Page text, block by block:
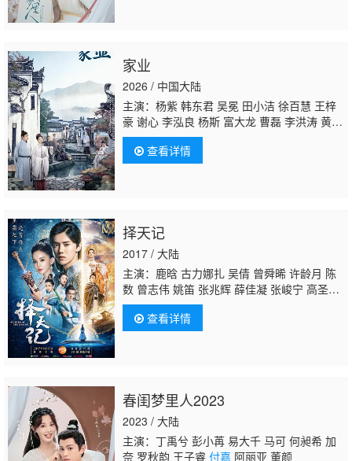
家业
2026 / 中国大陆
主演：杨紫 韩东君 吴冕 田小洁 徐百慧 王梓
豪 谢心 李泓良 杨斯 富大龙 曹磊 李洪涛 黄
曼 张喜前 李宝安 朱辉 刘涛 刘凯 红花 周
知 李春嫒 王婉娟 王玉宁 李煜 舒燕
绮 洪洋 张渟渟 许之糯 李田野 陈伟栋 刘恒
查看详情
择天记
2017 / 大陆
主演：鹿晗 古力娜扎 吴倩 曾舜晞 许龄月 陈
数 曾志伟 姚笛 张兆辉 薛佳凝 张峻宁 高圣
远 高瀚宇 林思意 王策 龚蓓苾 尤靖茹 吉丽 吴
雅君 周开开 张姝阳 徐嘉曼 顾佑明
临 任山 曲哲明 冯荔军 权沛伦 陆忠 白翔 白海
馨 杨曾曦 刘若谷 吕晨悦 武泽锦熙
查看详情
春闺梦里人2023
2023 / 大陆
主演：丁禹兮 彭小苒 易大千 马可 何昶希 加
奈 罗秋韵 王子睿 付嘉阿丽亚 董颜